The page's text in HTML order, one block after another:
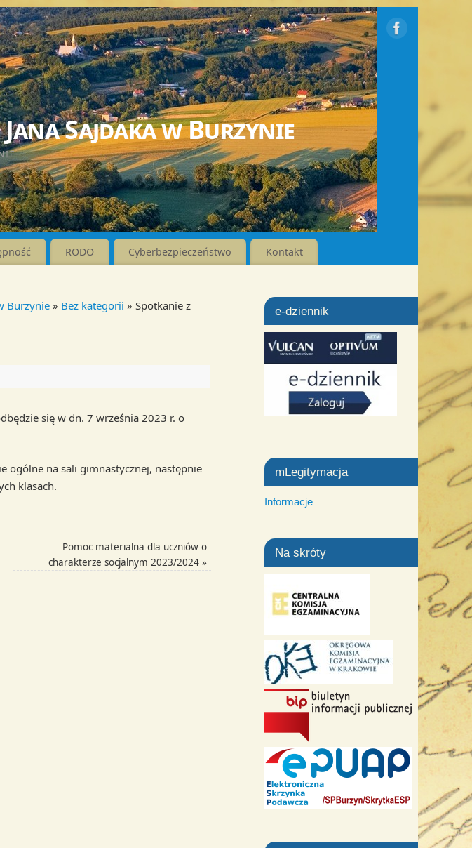
Sajdaka w Burzynie
RODO Cyberbezpieczeństwo Kontakt
Burzynie» Bez kategorii » Spotkanie z
się w dn. 7 września 2023 r. o
ogólne na sali gimnastycznej, następnie
klasach.
Pomoc materialna dla uczniów o
charakterze socjalnym 2023/2024 »
e-dziennik
mLegitymacja
Informacje
Na skróty